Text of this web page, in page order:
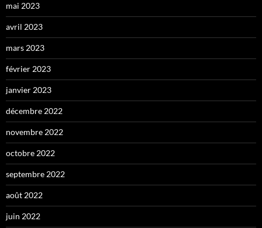
mai 2023
avril 2023
mars 2023
février 2023
janvier 2023
décembre 2022
novembre 2022
octobre 2022
septembre 2022
août 2022
juin 2022